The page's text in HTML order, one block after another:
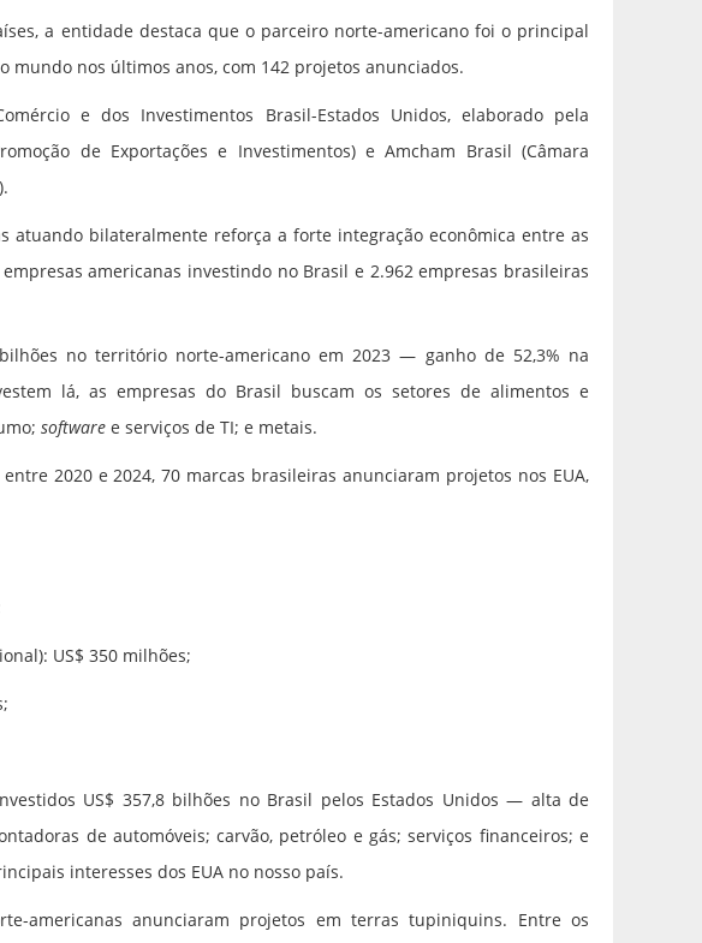
a entidade destaca que o parceiro norte-americano foi o principal
nos últimos anos, com 142 projetos anunciados.
e dos Investimentos Brasil-Estados Unidos, elaborado pela
de Exportações e Investimentos) e Amcham Brasil (Câmara
atuando bilateralmente reforça a forte integração econômica entre as
americanas investindo no Brasil e 2.962 empresas brasileiras
no território norte-americano em 2023 — ganho de 52,3% na
lá, as empresas do Brasil buscam os setores de alimentos e
software e serviços de TI; e metais.
2020 e 2024, 70 marcas brasileiras anunciaram projetos nos EUA,
US$ 350 milhões;
US$ 357,8 bilhões no Brasil pelos Estados Unidos — alta de
de automóveis; carvão, petróleo e gás; serviços financeiros; e
interesses dos EUA no nosso país.
americanas anunciaram projetos em terras tupiniquins. Entre os